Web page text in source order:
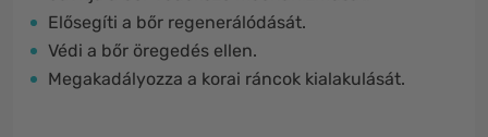
Elősegíti a bőr regenerálódását.
Védi a bőr öregedés ellen.
Megakadályozza a korai ráncok kialakulását.